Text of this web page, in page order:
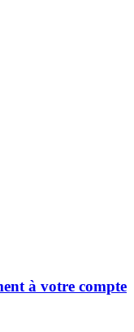
à votre compte